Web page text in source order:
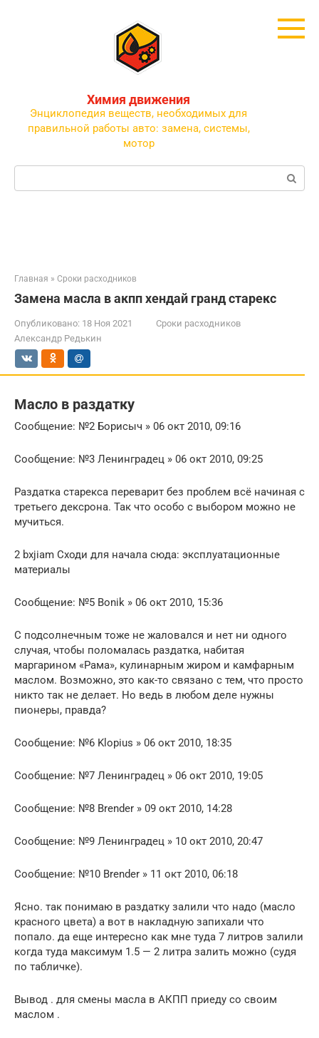
Химия движения
Энциклопедия веществ, необходимых для
правильной работы авто: замена, системы,
мотор
Поиск:
Главная » Сроки расходников
Замена масла в акпп хендай гранд старекс
Опубликовано: 18 Ноя 2021
Сроки расходников
Александр Редькин
Масло в раздатку
Сообщение: №2 Борисыч » 06 окт 2010, 09:16
Сообщение: №3 Ленинградец » 06 окт 2010, 09:25
Раздатка старекса переварит без проблем всё начиная с
третьего дексрона. Так что особо с выбором можно не
мучиться.
2 bxjiam Сходи для начала сюда: эксплуатационные
материалы
Сообщение: №5 Bonik » 06 окт 2010, 15:36
С подсолнечным тоже не жаловался и нет ни одного
случая, чтобы поломалась раздатка, набитая
маргарином «Рама», кулинарным жиром и камфарным
маслом. Возможно, это как-то связано с тем, что просто
никто так не делает. Но ведь в любом деле нужны
пионеры, правда?
Сообщение: №6 Klopius » 06 окт 2010, 18:35
Сообщение: №7 Ленинградец » 06 окт 2010, 19:05
Сообщение: №8 Brender » 09 окт 2010, 14:28
Сообщение: №9 Ленинградец » 10 окт 2010, 20:47
Сообщение: №10 Brender » 11 окт 2010, 06:18
Ясно. так понимаю в раздатку залили что надо (масло
красного цвета) а вот в накладную запихали что
попало. да еще интересно как мне туда 7 литров залили
когда туда максимум 1.5 — 2 литра залить можно (судя
по табличке).
Вывод . для смены масла в АКПП приеду со своим
маслом .